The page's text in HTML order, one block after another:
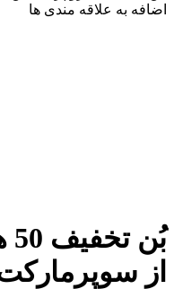
اضافه به علاقه مندی ها
از